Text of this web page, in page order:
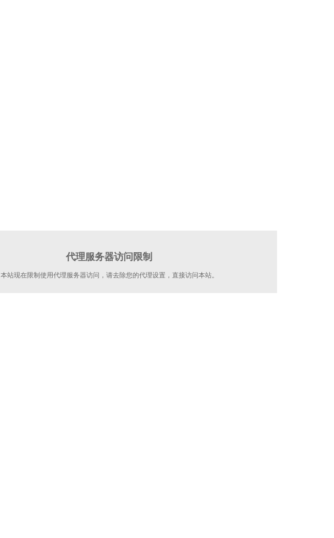
代理服务器访问限制
本站现在限制使用代理服务器访问，请去除您的代理设置，直接访问本站。